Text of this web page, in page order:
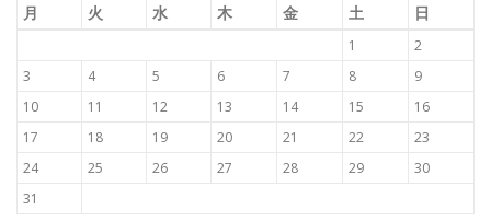
月 火 水 木 金 土 日
1
2
3
4 5 6 7 8
9
10
11 12 13 14 15
16
17
18 19 20 21 22
23
24
25 26 27 28 29
30
31